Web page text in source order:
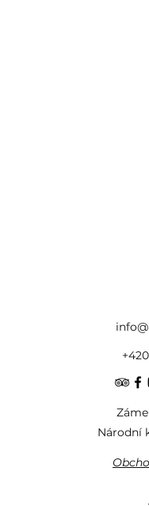
Národní